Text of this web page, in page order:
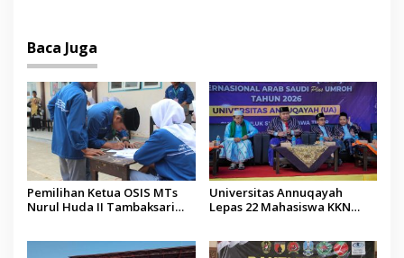
Baca Juga
Pemilihan Ketua OSIS MTs
Nurul Huda II Tambaksari
Universitas Annuqayah
Lepas 22 Mahasiswa KKN